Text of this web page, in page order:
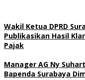
Wakil Ketua DPRD
Publikasikan Hasil
Pajak
Manager AG Ny
Bapenda Surabaya